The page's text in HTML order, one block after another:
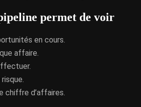
permet de voir
en cours.
affaire.
chiffre d’affaires.